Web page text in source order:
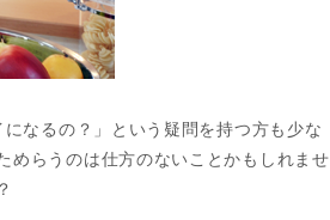
なるの？」という疑問を持つ方も少な
めらうのは仕方のないことかもしれませ